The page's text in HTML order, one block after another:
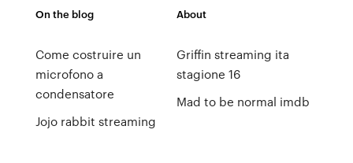
On the blog
Come costruire un
microfono a
condensatore
Jojo rabbit streaming
About
Griffin streaming ita
stagione 16
Mad to be normal imdb